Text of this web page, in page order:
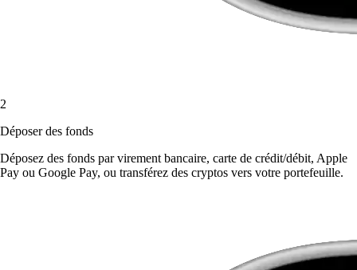
2
Déposer des fonds
Déposez des fonds par virement bancaire, carte de crédit/débit, Apple
Pay ou Google Pay, ou transférez des cryptos vers votre portefeuille.